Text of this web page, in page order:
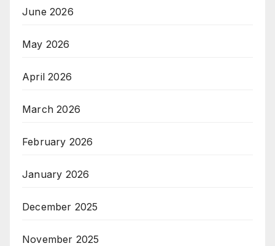
June 2026
May 2026
April 2026
March 2026
February 2026
January 2026
December 2025
November 2025